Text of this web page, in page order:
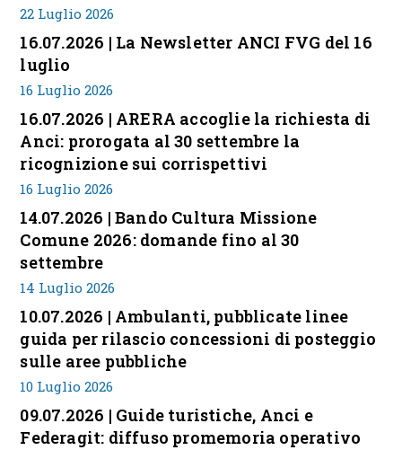
22 Luglio 2026
16.07.2026 | La Newsletter ANCI FVG del 16
luglio
16 Luglio 2026
16.07.2026 | ARERA accoglie la richiesta di
Anci: prorogata al 30 settembre la
ricognizione sui corrispettivi
16 Luglio 2026
14.07.2026 | Bando Cultura Missione
Comune 2026: domande fino al 30
settembre
14 Luglio 2026
10.07.2026 | Ambulanti, pubblicate linee
guida per rilascio concessioni di posteggio
sulle aree pubbliche
10 Luglio 2026
09.07.2026 | Guide turistiche, Anci e
Federagit: diffuso promemoria operativo